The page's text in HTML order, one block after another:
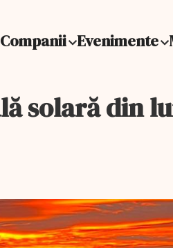
Companii Evenimente
solară din